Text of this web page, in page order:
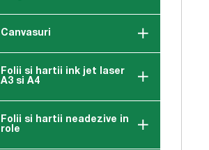
Canvasuri
Folii si hartii ink jet laser
A3 si A4
Folii si hartii neadezive in
role